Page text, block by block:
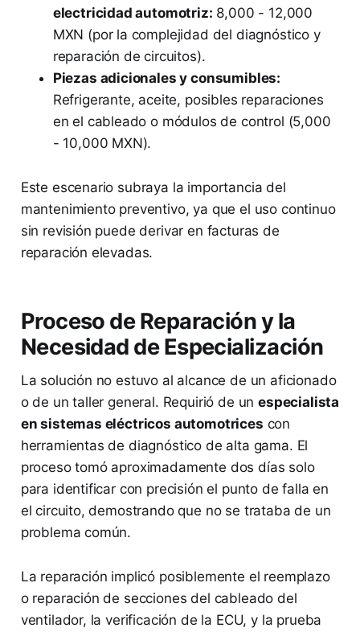
electricidad automotriz: 8,000 - 12,000
MXN (por la complejidad del diagnóstico y
reparación de circuitos).
Piezas adicionales y consumibles:
Refrigerante, aceite, posibles reparaciones
en el cableado o módulos de control (5,000
- 10,000 MXN).
Este escenario subraya la importancia del
mantenimiento preventivo, ya que el uso continuo
sin revisión puede derivar en facturas de
reparación elevadas.
Proceso de Reparación y la
Necesidad de Especialización
La solución no estuvo al alcance de un aficionado
o de un taller general. Requirió de unespecialista
en sistemas eléctricos automotrices con
herramientas de diagnóstico de alta gama. El
proceso tomó aproximadamente dos días solo
para identificar con precisión el punto de falla en
el circuito, demostrando que no se trataba de un
problema común.
La reparación implicó posiblemente el reemplazo
o reparación de secciones del cableado del
ventilador, la verificación de la ECU, y la prueba